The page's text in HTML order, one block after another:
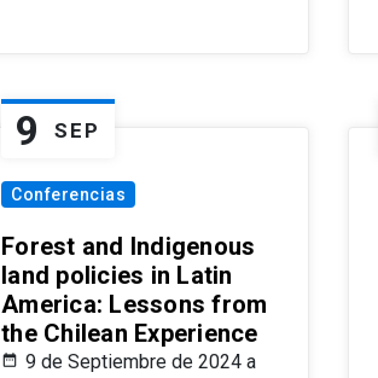
9 SEP
Conferencias
Forest and Indigenous
land policies in Latin
America: Lessons from
the Chilean Experience
9 de Septiembre de 2024 a